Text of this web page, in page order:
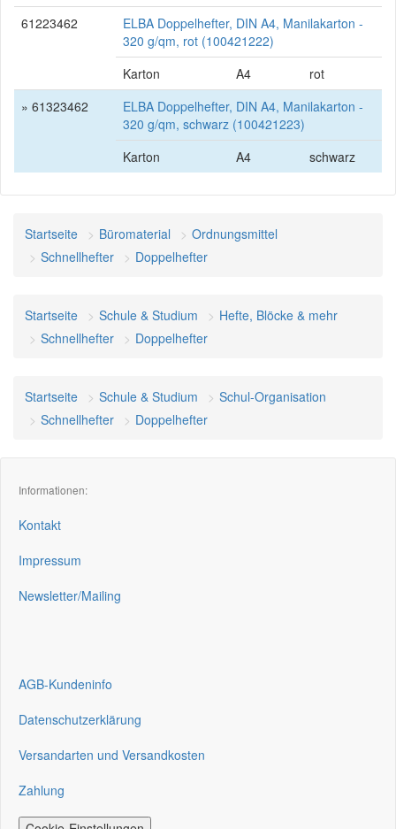
61223462
ELBA Doppelhefter, DIN A4, Manilakarton -
320 g/qm, rot (100421222)
Karton
A4
rot
» 61323462
ELBA Doppelhefter, DIN A4, Manilakarton -
320 g/qm, schwarz (100421223)
Karton
A4 schwarz
Startseite Büromaterial
Ordnungsmittel
Schnellhefter
Doppelhefter
Startseite Schule & Studium
Hefte, Blöcke & mehr
Schnellhefter
Doppelhefter
Startseite Schule & Studium
Schul-Organisation
Schnellhefter
Doppelhefter
Informationen:
Kontakt
Impressum
Newsletter/Mailing
AGB-Kundeninfo
Datenschutzerklärung
Versandarten und Versandkosten
Zahlung